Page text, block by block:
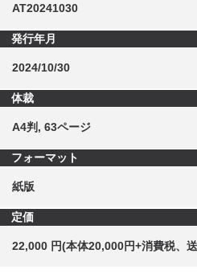
AT20241030
発行年月
2024/10/30
体裁
A4判, 63ページ
フォーマット
紙版
定価
22,000 円(本体20,000円+消費税、